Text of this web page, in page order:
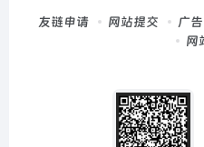
友链申请 网站提交 广
网